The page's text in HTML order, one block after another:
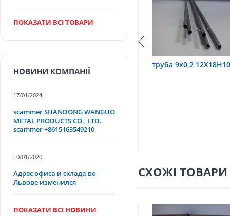
труба 75х1,5,
СХОЖІ ТОВАРИ
ПОКАЗАТИ ВСІ ТОВАРИ
НОВИНИ КОМПАНІЇ
17/01/2024
scammer SHANDONG WANGUO
METAL PRODUCTS CO., LTD.
scammer +8615163549210
10/01/2020
Адрес офиса и склада во
Львове изменился
ПОКАЗАТИ ВСІ НОВИНИ